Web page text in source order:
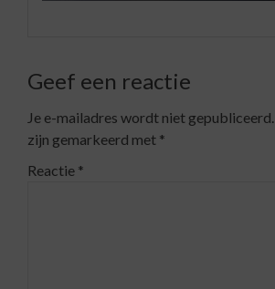
Geef een reactie
Je e-mailadres wordt niet gepubliceerd.
zijn gemarkeerd met *
Reactie *